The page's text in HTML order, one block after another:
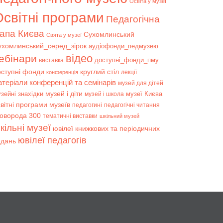
програми Педагогічна
Києва Свята у музеї Сухомлинський
аудіофонди_педмузею
виставка відео доступні_фонди_пму
фонди конференція круглий стіл лекції
конференцій та семінарів музей для дітей
знахідки музей і діти музей і школа музеї Києва
програми музеїв педагогині педагогічні читання
300 тематичні виставки шкільний музей
музеї ювілеї книжкових та періодичних
ювілеї педагогів